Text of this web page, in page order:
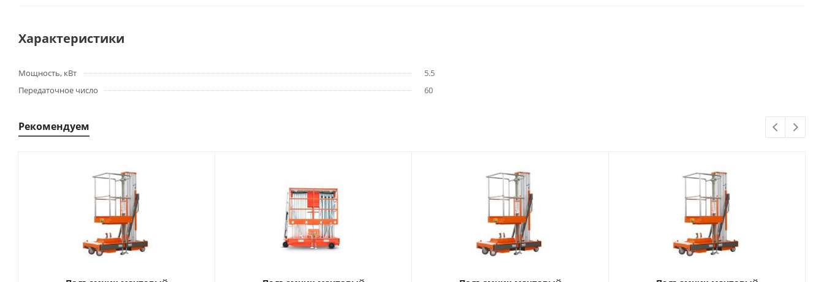
Характеристики
Мощность, кВт
5.5
Передаточное число
60
Рекомендуем